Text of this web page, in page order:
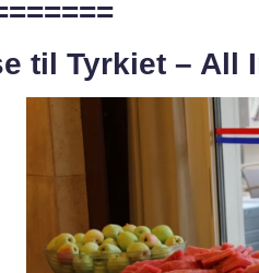
til Tyrkiet – All